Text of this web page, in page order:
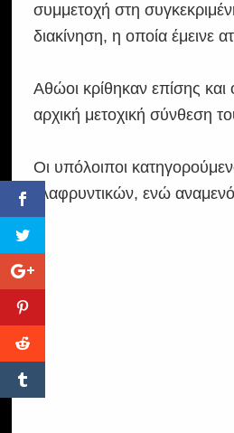
συμμετοχή στη
διακίνηση, η οποία έμεινε
Αθώοι κρίθηκαν επίσης
αρχική μετοχική σύνθεση
Οι υπόλοιποι
ελαφρυντικών, ενώ